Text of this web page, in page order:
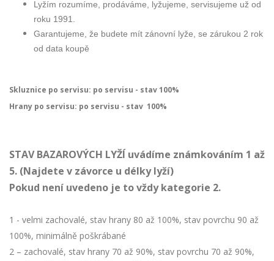
Lyžím rozumíme, prodáváme, lyžujeme, servisujeme už od
roku 1991.
Garantujeme, že budete mít zánovní lyže, se zárukou 2 rok
od data koupě
Skluznice po servisu: po servisu - stav 100%
Hrany po servisu: po servisu - stav 100%
STAV BAZAROVÝCH LYŽÍ uvádíme známkováním 1 až
5. (Najdete v závorce u délky lyží)
Pokud není uvedeno je to vždy kategorie 2.
1 - velmi zachovalé, stav hrany 80 až 100%, stav povrchu 90 až
100%, minimálně poškrábané
2 – zachovalé, stav hrany 70 až 90%, stav povrchu 70 až 90%,